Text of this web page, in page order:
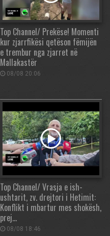
Top Channel/ Prekëse! Momenti
kur zjarrfikësi qetëson fëmijën
e trembur nga zjarret në
Mallakastër
08/08 20:06
Top Channel/ Vrasja e ish-
ushtarit, zv. drejtori i Hetimit:
Konflikt i mbartur mes shokësh,
prej…
08/08 18:46